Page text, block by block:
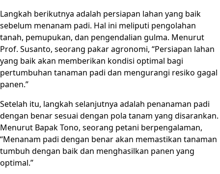
Langkah berikutnya adalah persiapan lahan yang baik
sebelum menanam padi. Hal ini meliputi pengolahan
tanah, pemupukan, dan pengendalian gulma. Menurut
Prof. Susanto, seorang pakar agronomi, “Persiapan lahan
yang baik akan memberikan kondisi optimal bagi
pertumbuhan tanaman padi dan mengurangi resiko gagal
panen.”
Setelah itu, langkah selanjutnya adalah penanaman padi
dengan benar sesuai dengan pola tanam yang disarankan.
Menurut Bapak Tono, seorang petani berpengalaman,
“Menanam padi dengan benar akan memastikan tanaman
tumbuh dengan baik dan menghasilkan panen yang
optimal.”